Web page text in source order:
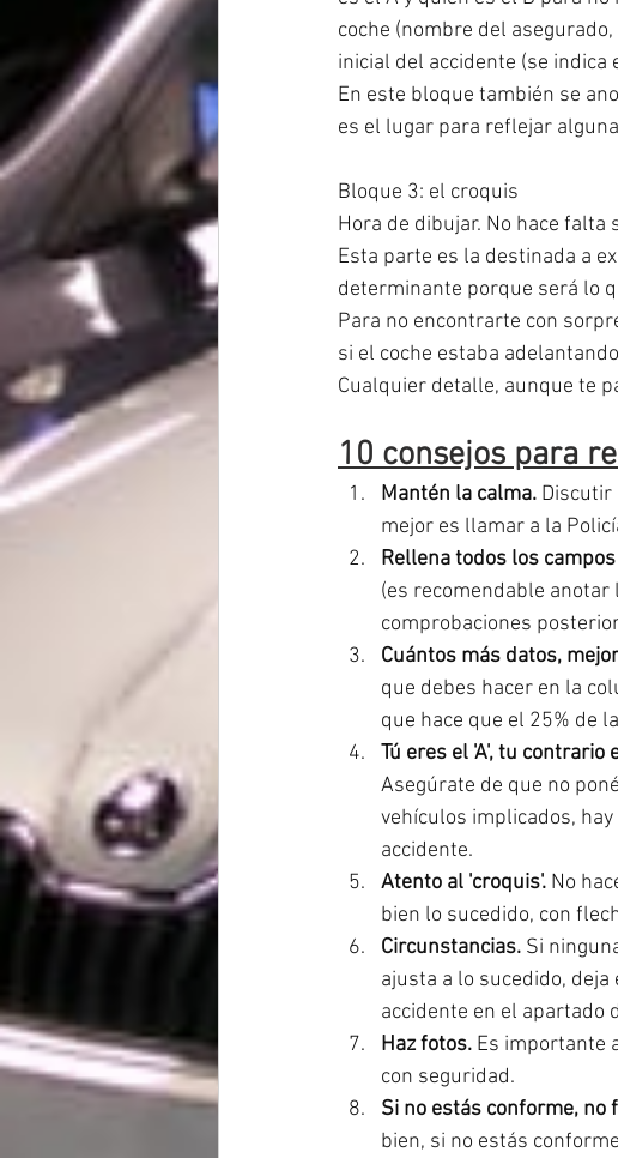
coche (nombre del
inicial del accidente (se
En este bloque también se
es el lugar para reflejar
Bloque 3: el croquis
Hora de dibujar. No hace
Esta parte es la destinada a
determinante porque será lo
Para no encontrarte con
si el coche estaba
Cualquier detalle, aunque te
10 consejos para
Mantén la calma. Discutir
mejor es llamar a la
Rellena todos los
(es recomendable
comprobaciones
Cuántos más datos,
que debes hacer en la
que hace que el 25% de
Tú eres el 'A', tu contrario
Asegúrate de que no
vehículos implicados,
accidente.
Atento al 'croquis'. No
bien lo sucedido, con
Circunstancias. Si
ajusta a lo sucedido,
accidente en el apartado
Haz fotos. Es importante
con seguridad.
Si no estás conforme, no
bien, si no estás